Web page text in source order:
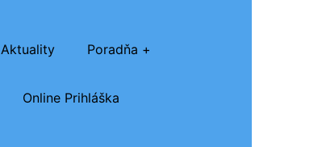
Aktuality Poradňa
Online Prihláška